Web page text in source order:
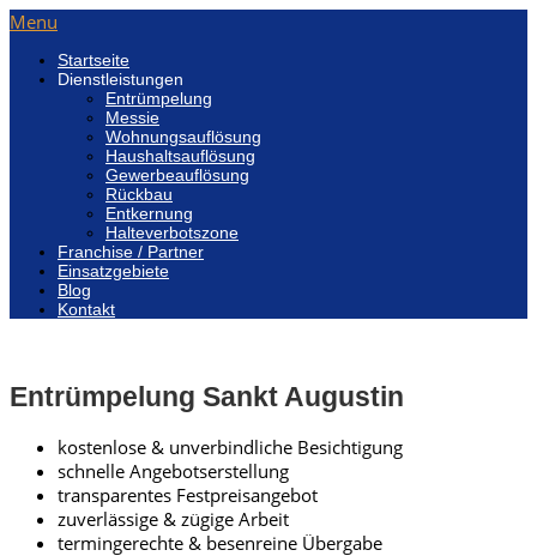
Menu
Startseite
Dienstleistungen
Entrümpelung
Messie
Wohnungsauflösung
Haushaltsauflösung
Gewerbeauflösung
Rückbau
Entkernung
Halteverbotszone
Franchise / Partner
Einsatzgebiete
Blog
Kontakt
Entrümpelung Sankt Augustin
kostenlose & unverbindliche Besichtigung
schnelle Angebotserstellung
transparentes Festpreisangebot
zuverlässige & zügige Arbeit
termingerechte & besenreine Übergabe